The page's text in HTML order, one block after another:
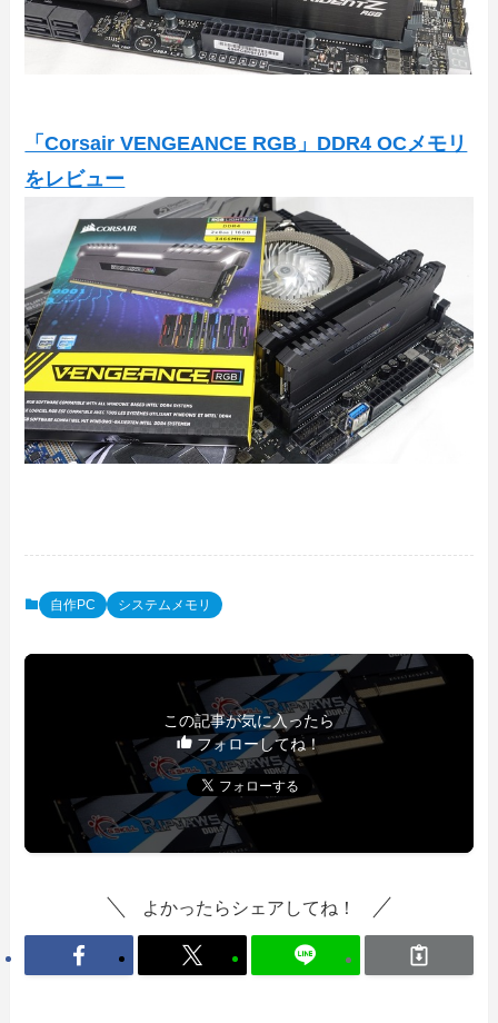
「Corsair VENGEANCE RGB」DDR4 OCメモリ
をレビュー
自作PC システムメモリ
この記事が気に入ったら
フォローしてね！
よかったらシェアしてね！